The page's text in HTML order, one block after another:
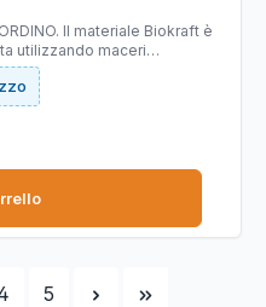
Il materiale Biokraft è
utilizzando maceri
a garantire costanza di
riciclabile e
Colore: avana. Carta
Pagina
5